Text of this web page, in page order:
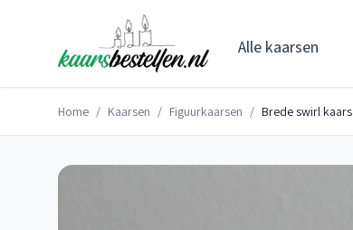
Alle kaarsen
Home / Kaarsen / Figuurkaarsen / Brede swirl kaars